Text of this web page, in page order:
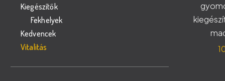
Kiegészítők
Fekhelyek
Kedvencek
Vitalitás